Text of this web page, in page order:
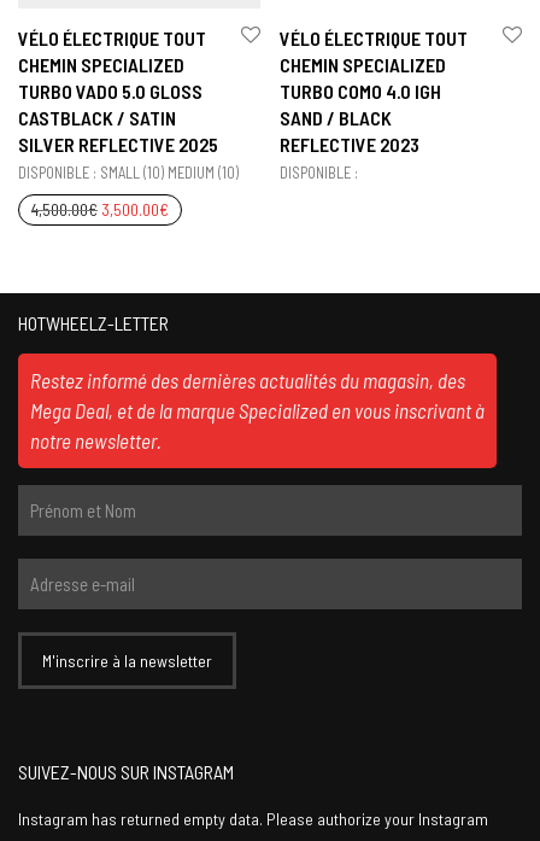
VÉLO ÉLECTRIQUE TOUT
CHEMIN SPECIALIZED
TURBO VADO 5.0 GLOSS
CASTBLACK / SATIN
SILVER REFLECTIVE 2025
DISPONIBLE : SMALL (10) MEDIUM (10)
4,500.00€ 3,500.00€
VÉLO ÉLECTRIQUE TOUT
CHEMIN SPECIALIZED
TURBO COMO 4.0 IGH
SAND / BLACK
REFLECTIVE 2023
DISPONIBLE :
HOTWHEELZ-LETTER
Restez informé des dernières actualités du magasin, des
Mega Deal, et de la marque Specialized en vous inscrivant à
notre newsletter.
SUIVEZ-NOUS SUR INSTAGRAM
Instagram has returned empty data. Please authorize your Instagram